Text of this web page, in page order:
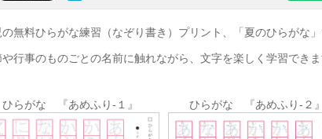
無料ひらがな練習（なぞり書き）プリント、「夏のひらがな」
行事のものごとの名前に触れながら、文字を楽しく学習できま
ひらがな 『あめふり-１』 ひらがな 『あめふり-２』